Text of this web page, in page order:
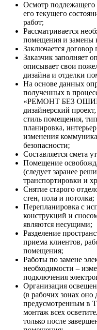
Осмотр подлежащего
его текущего
работ;
Рассматривается
помещения и замены
Заключается договор
Заказчик заполняет
описывает свои
дизайна и отделки
На основе данных
полученных в
«РЕМОНТ БЕЗ
дизайнерский
стиль помещения,
планировка,
изменения
безопасности;
Составляется смета
Помещение
(следует заранее
транспортировки и
Снятие старого
стен, пола и потолка;
Перепланировка с
конструкций и
являются несущими;
Разделение
приема клиентов,
помещения;
Работы по замене
необходимости –
подключения
Организация
(в рабочих зонах оно
предусмотренным в
монтаж всех
только после